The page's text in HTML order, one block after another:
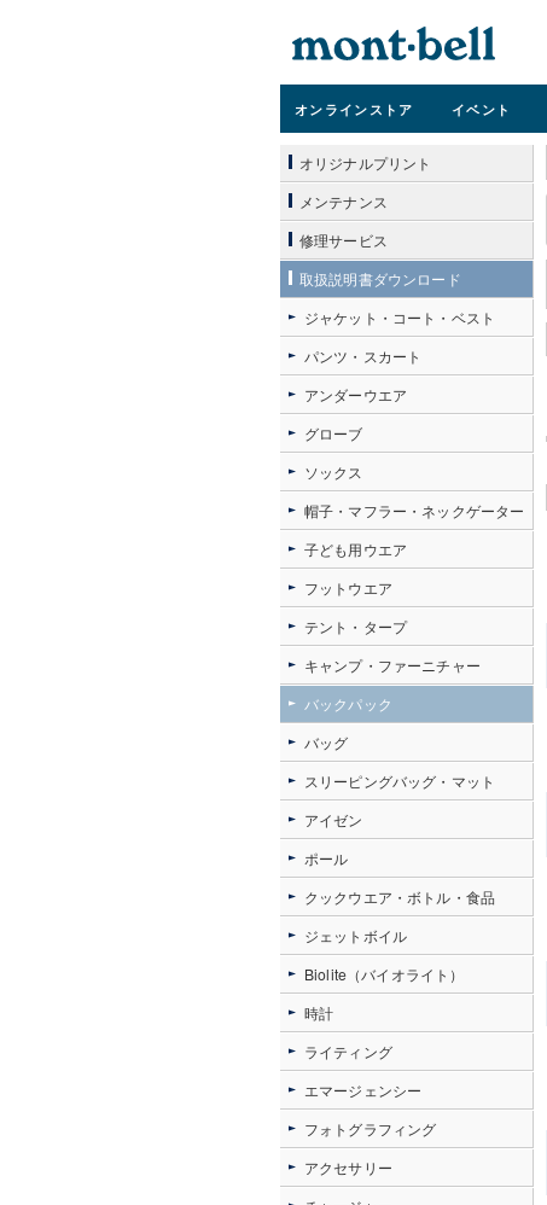
オンラインストア イベント
オリジナルプリント
メンテナンス
修理サービス
取扱説明書ダウンロード
ジャケット・コート・ベスト
パンツ・スカート
アンダーウエア
グローブ
ソックス
帽子・マフラー・ネックゲーター
子ども用ウエア
フットウエア
テント・タープ
キャンプ・ファーニチャー
バックパック
バッグ
スリーピングバッグ・マット
アイゼン
ポール
クックウエア・ボトル・食品
ジェットボイル
Biolite（バイオライト）
時計
ライティング
エマージェンシー
フォトグラフィング
アクセサリー